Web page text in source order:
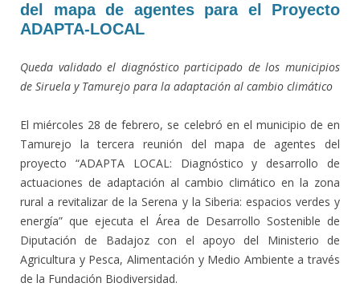
del mapa de agentes para el Proyecto
ADAPTA-LOCAL
Queda validado el diagnóstico participado de los municipios
de Siruela y Tamurejo para la adaptación al cambio climático
El miércoles 28 de febrero, se celebró en el municipio de en
Tamurejo la tercera reunión del mapa de agentes del
proyecto “ADAPTA LOCAL: Diagnóstico y desarrollo de
actuaciones de adaptación al cambio climático en la zona
rural a revitalizar de la Serena y la Siberia: espacios verdes y
energía” que ejecuta el Área de Desarrollo Sostenible de
Diputación de Badajoz con el apoyo del Ministerio de
Agricultura y Pesca, Alimentación y Medio Ambiente a través
de la Fundación Biodiversidad.